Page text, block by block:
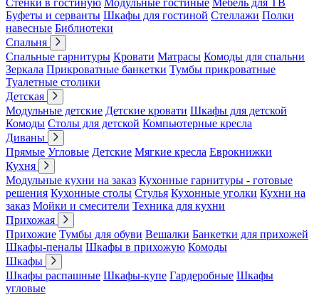
Стенки в гостиную Модульные гостиные Мебель для ТВ
Буфеты и серванты Шкафы для гостиной Стеллажи Полки
навесные Библиотеки
Спальня
Спальные гарнитуры Кровати Матрасы Комоды для спальни
Зеркала Прикроватные банкетки Тумбы прикроватные
Туалетные столики
Детская
Модульные детские Детские кровати Шкафы для детской
Комоды Столы для детской Компьютерные кресла
Диваны
Прямые Угловые Детские Мягкие кресла Еврокнижки
Кухня
Модульные кухни на заказ Кухонные гарнитуры - готовые
решения Кухонные столы Стулья Кухонные уголки Кухни на
заказ Мойки и смесители Техника для кухни
Прихожая
Прихожие Тумбы для обуви Вешалки Банкетки для прихожей
Шкафы-пеналы Шкафы в прихожую Комоды
Шкафы
Шкафы распашные Шкафы-купе Гардеробные Шкафы
угловые